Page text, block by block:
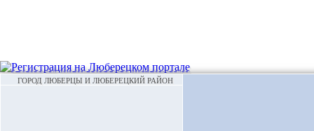
ГОРОД ЛЮБЕРЦЫ И ЛЮБЕРЕЦКИЙ РАЙОН